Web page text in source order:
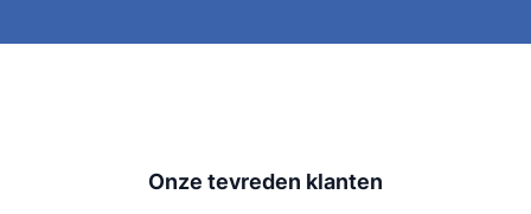
Onze tevreden klanten